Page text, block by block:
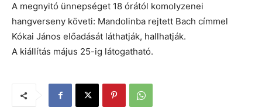
A megnyitó ünnepséget 18 órától komolyzenei
hangverseny követi: Mandolinba rejtett Bach címmel
Kókai János előadását láthatják, hallhatják.
A kiállítás május 25-ig látogatható.